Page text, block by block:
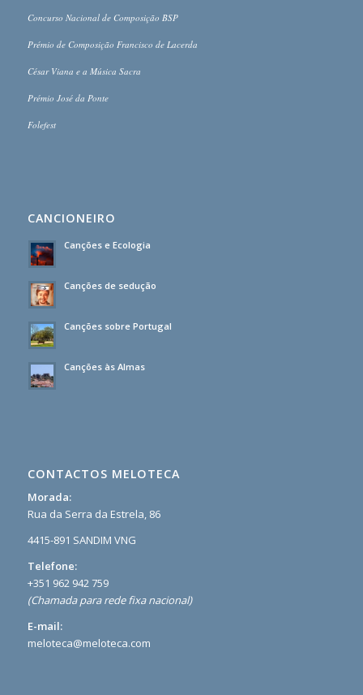
Concurso Nacional de Composição BSP
Prémio de Composição Francisco de Lacerda
César Viana e a Música Sacra
Prémio José da Ponte
Folefest
CANCIONEIRO
Canções e Ecologia
Canções de sedução
Canções sobre Portugal
Canções às Almas
CONTACTOS MELOTECA
Morada:
Rua da Serra da Estrela, 86
4415-891 SANDIM VNG
Telefone:
+351 962 942 759
(Chamada para rede fixa nacional)
E-mail:
meloteca@meloteca.com